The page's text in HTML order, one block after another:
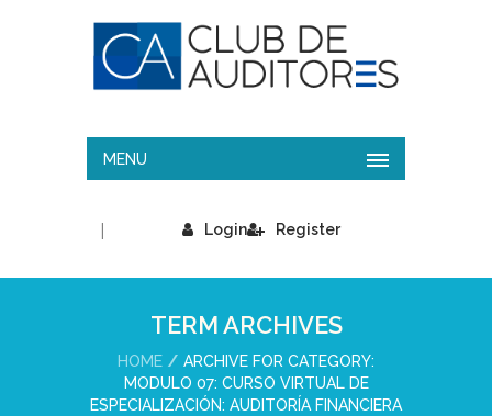
MENU
Login
| Register
TERM ARCHIVES
HOME
ARCHIVE FOR CATEGORY:
MODULO 07: CURSO VIRTUAL DE
ESPECIALIZACIÓN: AUDITORÍA FINANCIERA